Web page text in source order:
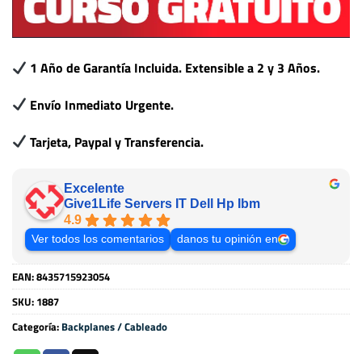
1 Año de Garantía Incluida. Extensible a 2 y 3 Años.
Envío Inmediato Urgente.
Tarjeta, Paypal y Transferencia.
Excelente
Give1Life Servers IT Dell Hp Ibm
4.9
Ver todos los comentarios danos tu opinión en
EAN:8435715923054
SKU: 1887
Categoría: Backplanes / Cableado